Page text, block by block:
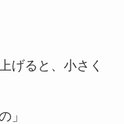
げると、小さく
」